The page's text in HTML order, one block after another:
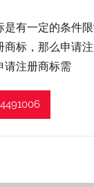
:
h
f
h
是有一定的条件
商标，那么申请
请注册商标需